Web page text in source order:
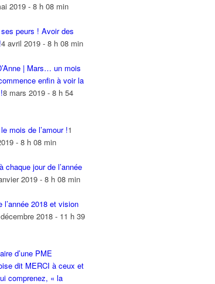
2019 - 8 h 08 min
peurs ! Avoir des
4 avril 2019 - 8 h 08 min
| Mars… un mois
enfin à voir la
8 mars 2019 - 8 h 54
mois de l’amour !1
- 8 h 08 min
chaque jour de l’année
2019 - 8 h 08 min
l’année 2018 et vision
2018 - 11 h 39
d’une PME
dit MERCI à ceux et
comprenez, « la